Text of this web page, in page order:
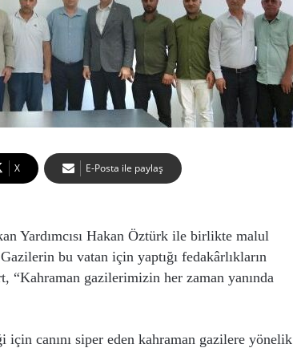
X E-Posta ile paylaş
Yardımcısı Hakan Öztürk ile birlikte malul
bu vatan için yaptığı fedakârlıkların
“Kahraman gazilerimizin her zaman yanında
canını siper eden kahraman gazilere yönelik